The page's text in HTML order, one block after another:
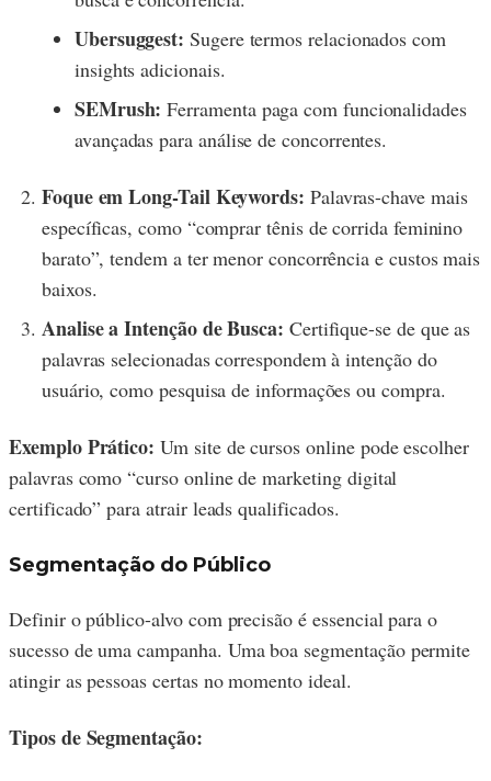
Ubersuggest: Sugere termos relacionados com
insights adicionais.
SEMrush: Ferramenta paga com funcionalidades
avançadas para análise de concorrentes.
Foque em Long-Tail Keywords: Palavras-chave mais
específicas, como “comprar tênis de corrida feminino
barato”, tendem a ter menor concorrência e custos mais
baixos.
Analise a Intenção de Busca: Certifique-se de que as
palavras selecionadas correspondem à intenção do
usuário, como pesquisa de informações ou compra.
Exemplo Prático: Um site de cursos online pode escolher
palavras como “curso online de marketing digital
certificado” para atrair leads qualificados.
Segmentação do Público
Definir o público-alvo com precisão é essencial para o
sucesso de uma campanha. Uma boa segmentação permite
atingir as pessoas certas no momento ideal.
Tipos de Segmentação: